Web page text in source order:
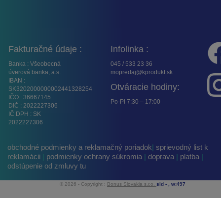
Fakturačné údaje :
Banka : Všeobecná
úverová banka, a.s.
IBAN :
SK3202000000002441328254
IČO : 36667145
DIČ : 2022227306
IČ DPH : SK
2022227306
Infolinka :
045 / 533 23 36
mopredaj@kprodukt.sk
Otváracie hodiny:
Po-Pi 7:30 – 17:00
obchodné podmienky a reklamačný poriadok| sprievodný list k
reklamácii
podmienky ochrany súkromia | doprava | platba |
odstúpenie od zmluvy tu
© 2026 - Copyright : Bonus Slovakia s.r.o. sid - , w:497